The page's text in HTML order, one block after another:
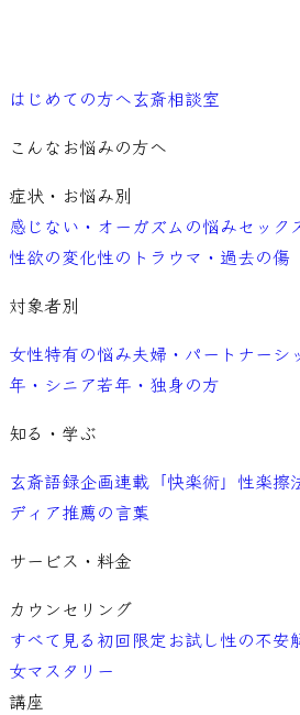
はじめての方へ玄斎相談室
こんなお悩みの方へ
症状・お悩み別
感じない・オーガズムの悩みセック
性欲の変化性のトラウマ・過去の傷
対象者別
女性特有の悩み夫婦・パートナーシ
年・シニア若年・独身の方
知る・学ぶ
玄斎語録企画連載「快楽術」 性楽擦
ディア推薦の言葉
サービス・料金
カウンセリング
すべて見る 初回限定お試し性の不安
女マスタリー
講座